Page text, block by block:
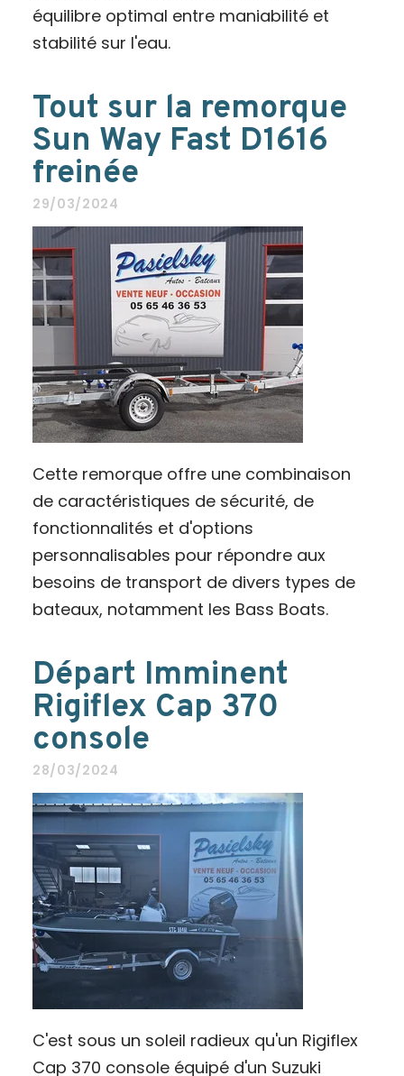
équilibre optimal entre maniabilité et
stabilité sur l'eau.
Tout sur la remorque
Sun Way Fast D1616
freinée
29/03/2024
Cette remorque offre une combinaison
de caractéristiques de sécurité, de
fonctionnalités et d'options
personnalisables pour répondre aux
besoins de transport de divers types de
bateaux, notamment les Bass Boats.
Départ Imminent
Rigiflex Cap 370
console
28/03/2024
C'est sous un soleil radieux qu'un Rigiflex
Cap 370 console équipé d'un Suzuki